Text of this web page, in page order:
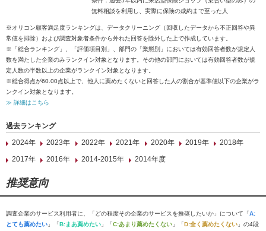
無料相談を利用し、実際に保険の成約まで至った人
※オリコン顧客満足度ランキングは、データクリーニング（回収したデータから不正回答や異
常値を排除）および調査対象者条件から外れた回答を除外した上で作成しています。
※「総合ランキング」、「評価項目別」、部門の「業態別」においては有効回答者数が規定人
数を満たした企業のみランクイン対象となります。その他の部門においては有効回答者数が規
定人数の半数以上の企業がランクイン対象となります。
※総合得点が60.00点以上で、他人に薦めたくないと回答した人の割合が基準値以下の企業がラ
ンクイン対象となります。
≫ 詳細はこちら
過去ランキング
2024年
2023年 2022年 2021年 2020年 2019年
2018年
2017年
2016年 2014-2015年 2014年度
推奨意向
調査企業のサービス利用者に、「どの程度その企業のサービスを推奨したいか」について「A:
とても薦めたい 」「B:まあ薦めたい 」「C:あまり薦めたくない 」「D:全く薦めたくない 」の4段